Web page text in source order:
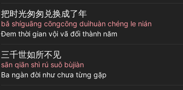
把时光匆匆兑换成了年
bǎ shíguāng cōngcōng duìhuàn chéng le nián
Đem thời gian vội vã đổi thành năm
三千世如所不见
sān qiān shì rú suǒ bùjiàn
Ba ngàn đời như chưa từng gặp